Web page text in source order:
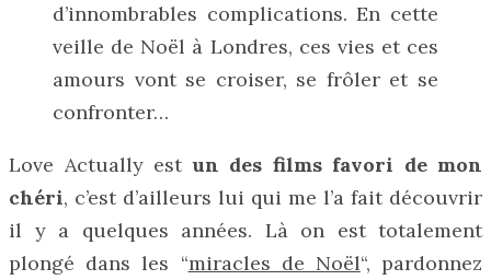
d’innombrables complications. En cette
veille de Noël à Londres, ces vies et ces
amours vont se croiser, se frôler et se
confronter…
Love Actually estun des films favori de mon
chéri, c’est d’ailleurs lui qui me l’a fait découvrir
il y a quelques années. Là on est totalement
plongé dans les “miracles de Noël“, pardonnez